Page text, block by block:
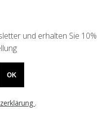
und erhalten Sie 10%
OK
.